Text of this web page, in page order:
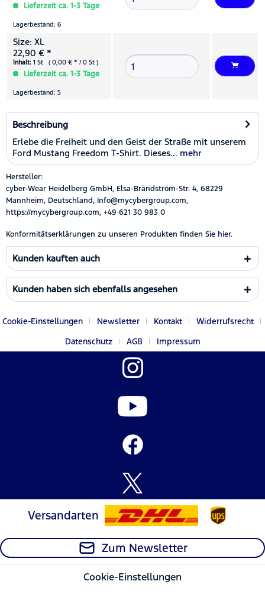
Lieferzeit ca. 1-3 Tage
Lagerbestand: 6
Size: XL
22,90 € *
Inhalt: 1 St ( 0,00 € * / 0 St )
Lieferzeit ca. 1-3 Tage
Lagerbestand: 5
Beschreibung
Erlebe die Freiheit und den Geist der Straße mit unserem
Ford Mustang Freedom T-Shirt. Dieses... mehr
Hersteller:
cyber-Wear Heidelberg GmbH, Elsa-Brändström-Str. 4, 68229
Mannheim, Deutschland, Info@mycybergroup.com,
https://mycybergroup.com, +49 621 30 983 0
Konformitätserklärungen zu unseren Produkten finden Sie hier.
Kunden kauften auch
Kunden haben sich ebenfalls angesehen
Cookie-Einstellungen Newsletter Kontakt
Widerrufsrecht
Datenschutz
AGB Impressum
Versandarten
Zum Newsletter
Cookie-Einstellungen